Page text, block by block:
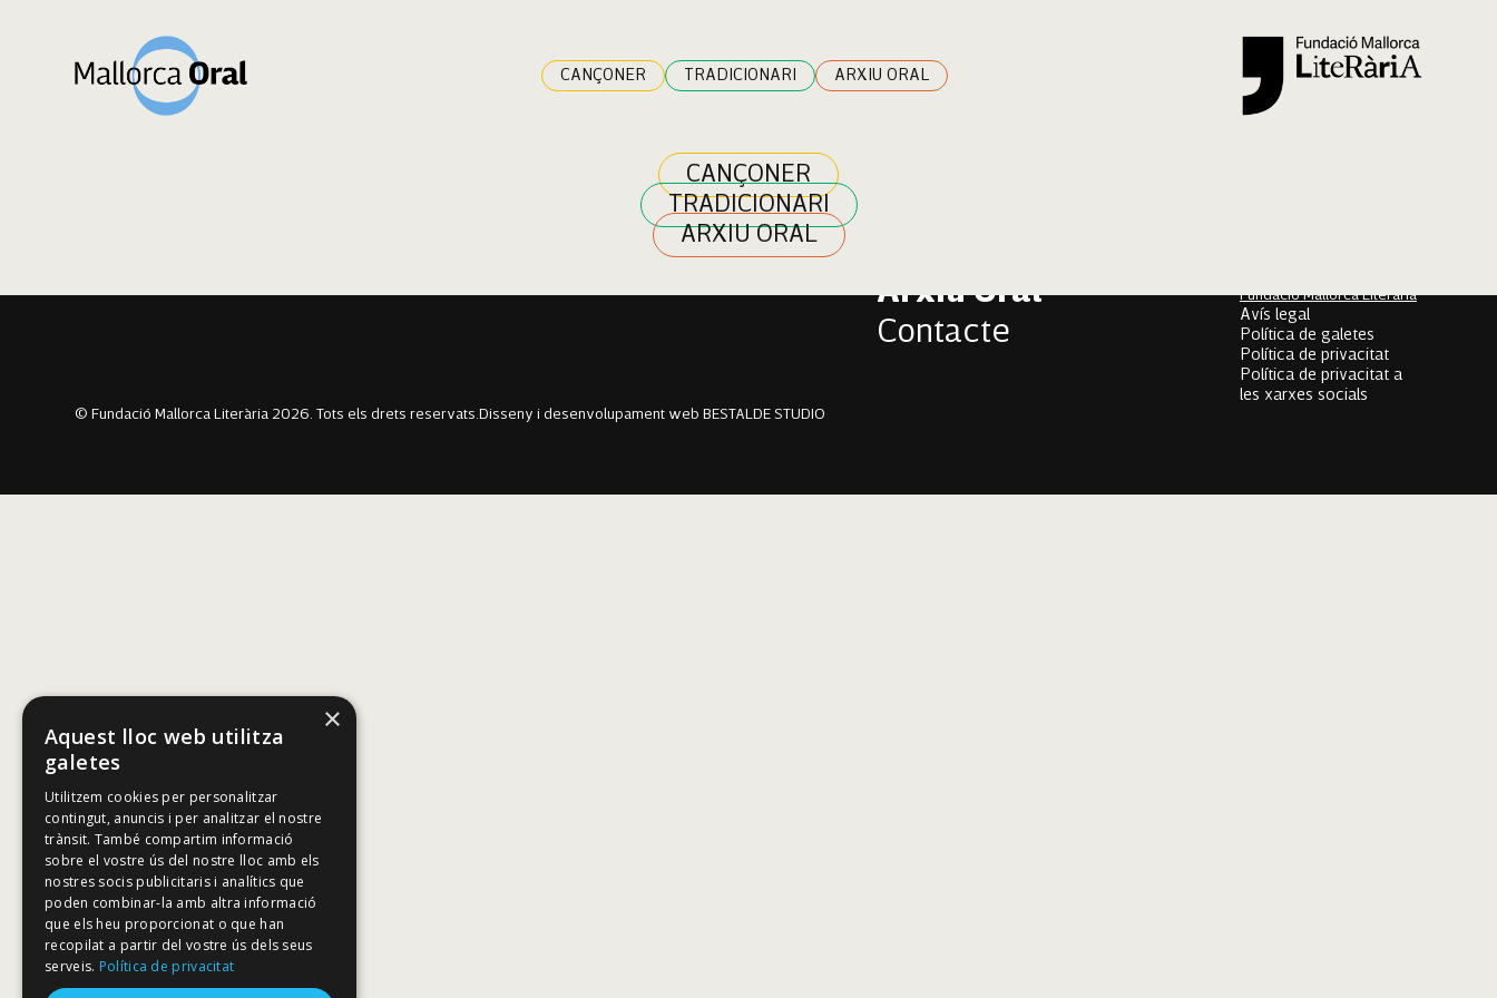
CANÇONER TRADICIONARI ARXIU ORAL
CANÇONER
TRADICIONARI
ARXIU ORAL
Pau Pol Payeras
Mioui Asbaohi
Marc Sanchez Buades
Arxiu Oral
Contacte
Fundació Mallorca Literària
Avís legal
Política de galetes
Política de privacitat
Política de privacitat a
les xarxes socials
© Fundació Mallorca Literària 2026. Tots els drets reservats. Disseny i desenvolupament web BESTALDE STUDIO
×
Aquest lloc web utilitza
galetes
Utilitzem cookies per personalitzar
contingut, anuncis i per analitzar el nostre
trànsit. També compartim informació
sobre el vostre ús del nostre lloc amb els
nostres socis publicitaris i analítics que
poden combinar-la amb altra informació
que els heu proporcionat o que han
recopilat a partir del vostre ús dels seus
serveis. Política de privacitat